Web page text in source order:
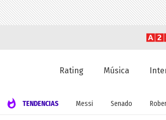
Rating Música
TENDENCIAS Messi Senado